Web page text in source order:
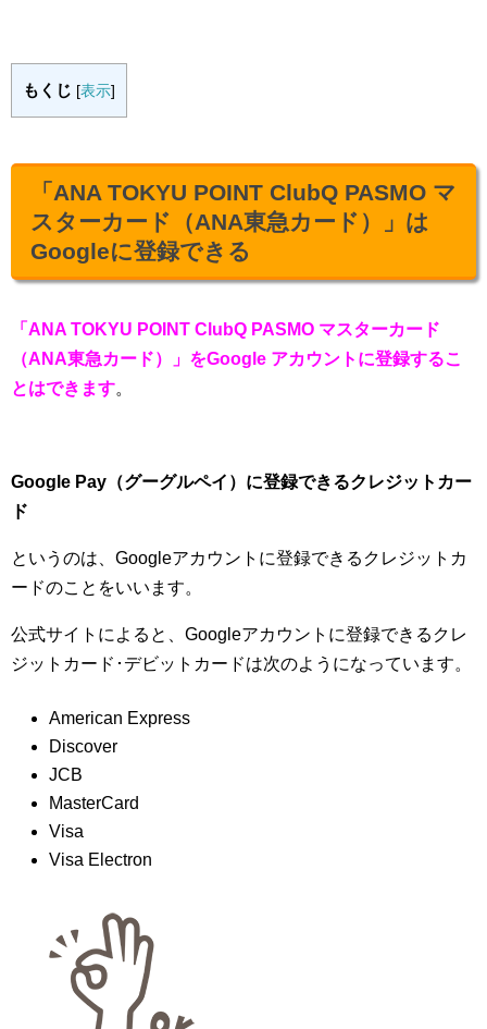
もくじ [表示]
「ANA TOKYU POINT ClubQ PASMO マ
スターカード（ANA東急カード）」は
Googleに登録できる
「ANA TOKYU POINT ClubQ PASMO マスターカード
（ANA東急カード）」をGoogle アカウントに登録するこ
とはできます。
Google Pay（グーグルペイ）に登録できるクレジットカー
ド
というのは、Googleアカウントに登録できるクレジットカ
ードのことをいいます。
公式サイトによると、Googleアカウントに登録できるクレ
ジットカード･デビットカードは次のようになっています。
American Express
Discover
JCB
MasterCard
Visa
Visa Electron